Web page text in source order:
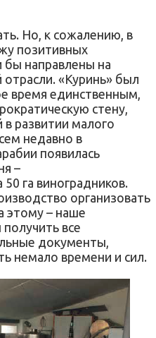
Но, к сожалению, в
позитивных
направлены на
«Куринь» был
время единственным,
стену,
в развитии малого
недавно в
появилась
–
га виноградников.
организовать
этому – наше
все
документы,
немало времени и сил.